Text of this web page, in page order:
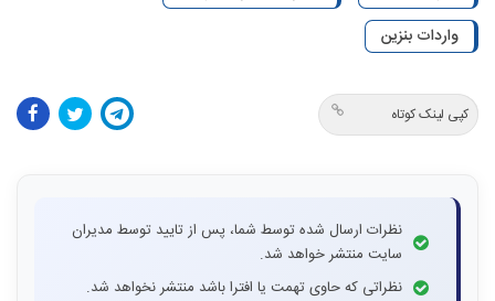
واردات بنزین
کپی لینک کوتاه
نظرات ارسال شده توسط شما، پس از تایید توسط مدیران
سایت منتشر خواهد شد.
نظراتی که حاوی تهمت یا افترا باشد منتشر نخواهد شد.